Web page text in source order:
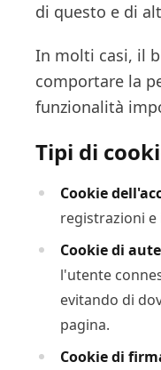
di questo e di
In molti casi, il
comportare la
funzionalità
Tipi di
Cookie
registrazioni e
Cookie di
l'utente
evitando di
pagina.
Cookie di